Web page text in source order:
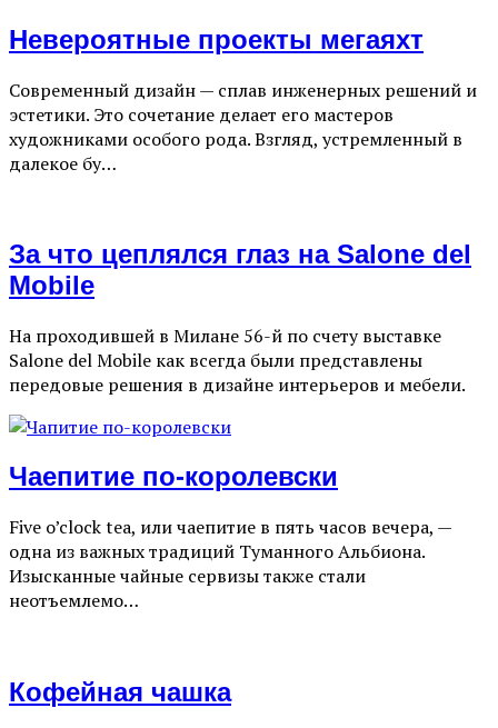
Невероятные проекты мегаяхт
Современный дизайн — сплав инженерных решений и
эстетики. Это сочетание делает его мастеров
художниками особого рода. Взгляд, устремленный в
далекое бу…
За что цеплялся глаз на Salone del
Mobile
На проходившей в Милане 56-й по счету выставке
Salone del Mobile как всегда были представлены
передовые решения в дизайне интерьеров и мебели.
Чаепитие по-королевски
Five o’clock tea, или чаепитие в пять часов вечера, —
одна из важных традиций Туманного Альбиона.
Изысканные чайные сервизы также стали
неотъемлемо…
Кофейная чашка